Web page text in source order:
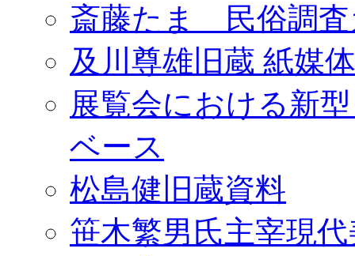
斎藤たま 民俗調査
及川尊雄旧蔵 紙媒
展覧会における新
ベース
松島健旧蔵資料
笹木繁男氏主宰現